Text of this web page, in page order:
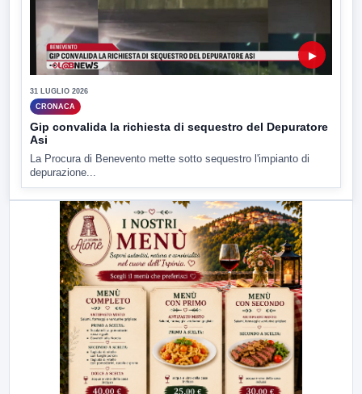
▶
31 LUGLIO 2026
CRONACA
Gip convalida la richiesta di sequestro del Depuratore
Asi
La Procura di Benevento mette sotto sequestro l'impianto di
depurazione...